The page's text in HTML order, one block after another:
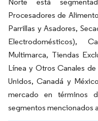
Norte está
Procesadores de
Parrillas y Asadores,
Electrodomésticos),
Multimarca, Tiendas
Línea y Otros Canales
Unidos, Canadá y
mercado en términos
segmentos mencionados